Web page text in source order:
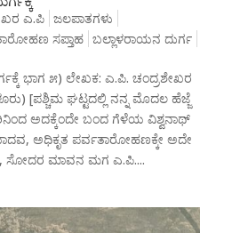
ಎ.ಪಿ ಜಲಪಾತಗಳು
ಸಪ್ತಾಹ ಬಲ್ಲಾಳರಾಯನ ದುರ್ಗ
ಭಾಗ ೫) ಲೇಖಕ: ಎ.ಪಿ. ಚಂದ್ರಶೇಖರ
[ಪಶ್ಚಿಮ ಘಟ್ಟದಲ್ಲಿ ನನ್ನ ಮೊದಲ ಹೆಜ್ಜೆ
ಅದಕ್ಕೆಂದೇ ಬಂದ ಗೆಳೆಯ ವಿಶ್ವನಾಥ್
ಅಧಿಕೃತ ಪರ್ವತಾರೋಹಣಕ್ಕೇ ಅದೇ
ಸೋದರ ಮಾವನ ಮಗ ಎ.ಪಿ....